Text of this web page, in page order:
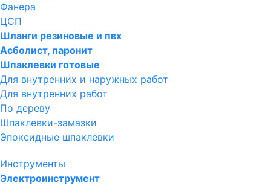
Фанера
ЦСП
Шланги резиновые и пвх
Асболист, паронит
Шпаклевки готовые
Для внутренних и наружных работ
Для внутренних работ
По дереву
Шпаклевки-замазки
Эпоксидные шпаклевки
Инструменты
Электроинструмент